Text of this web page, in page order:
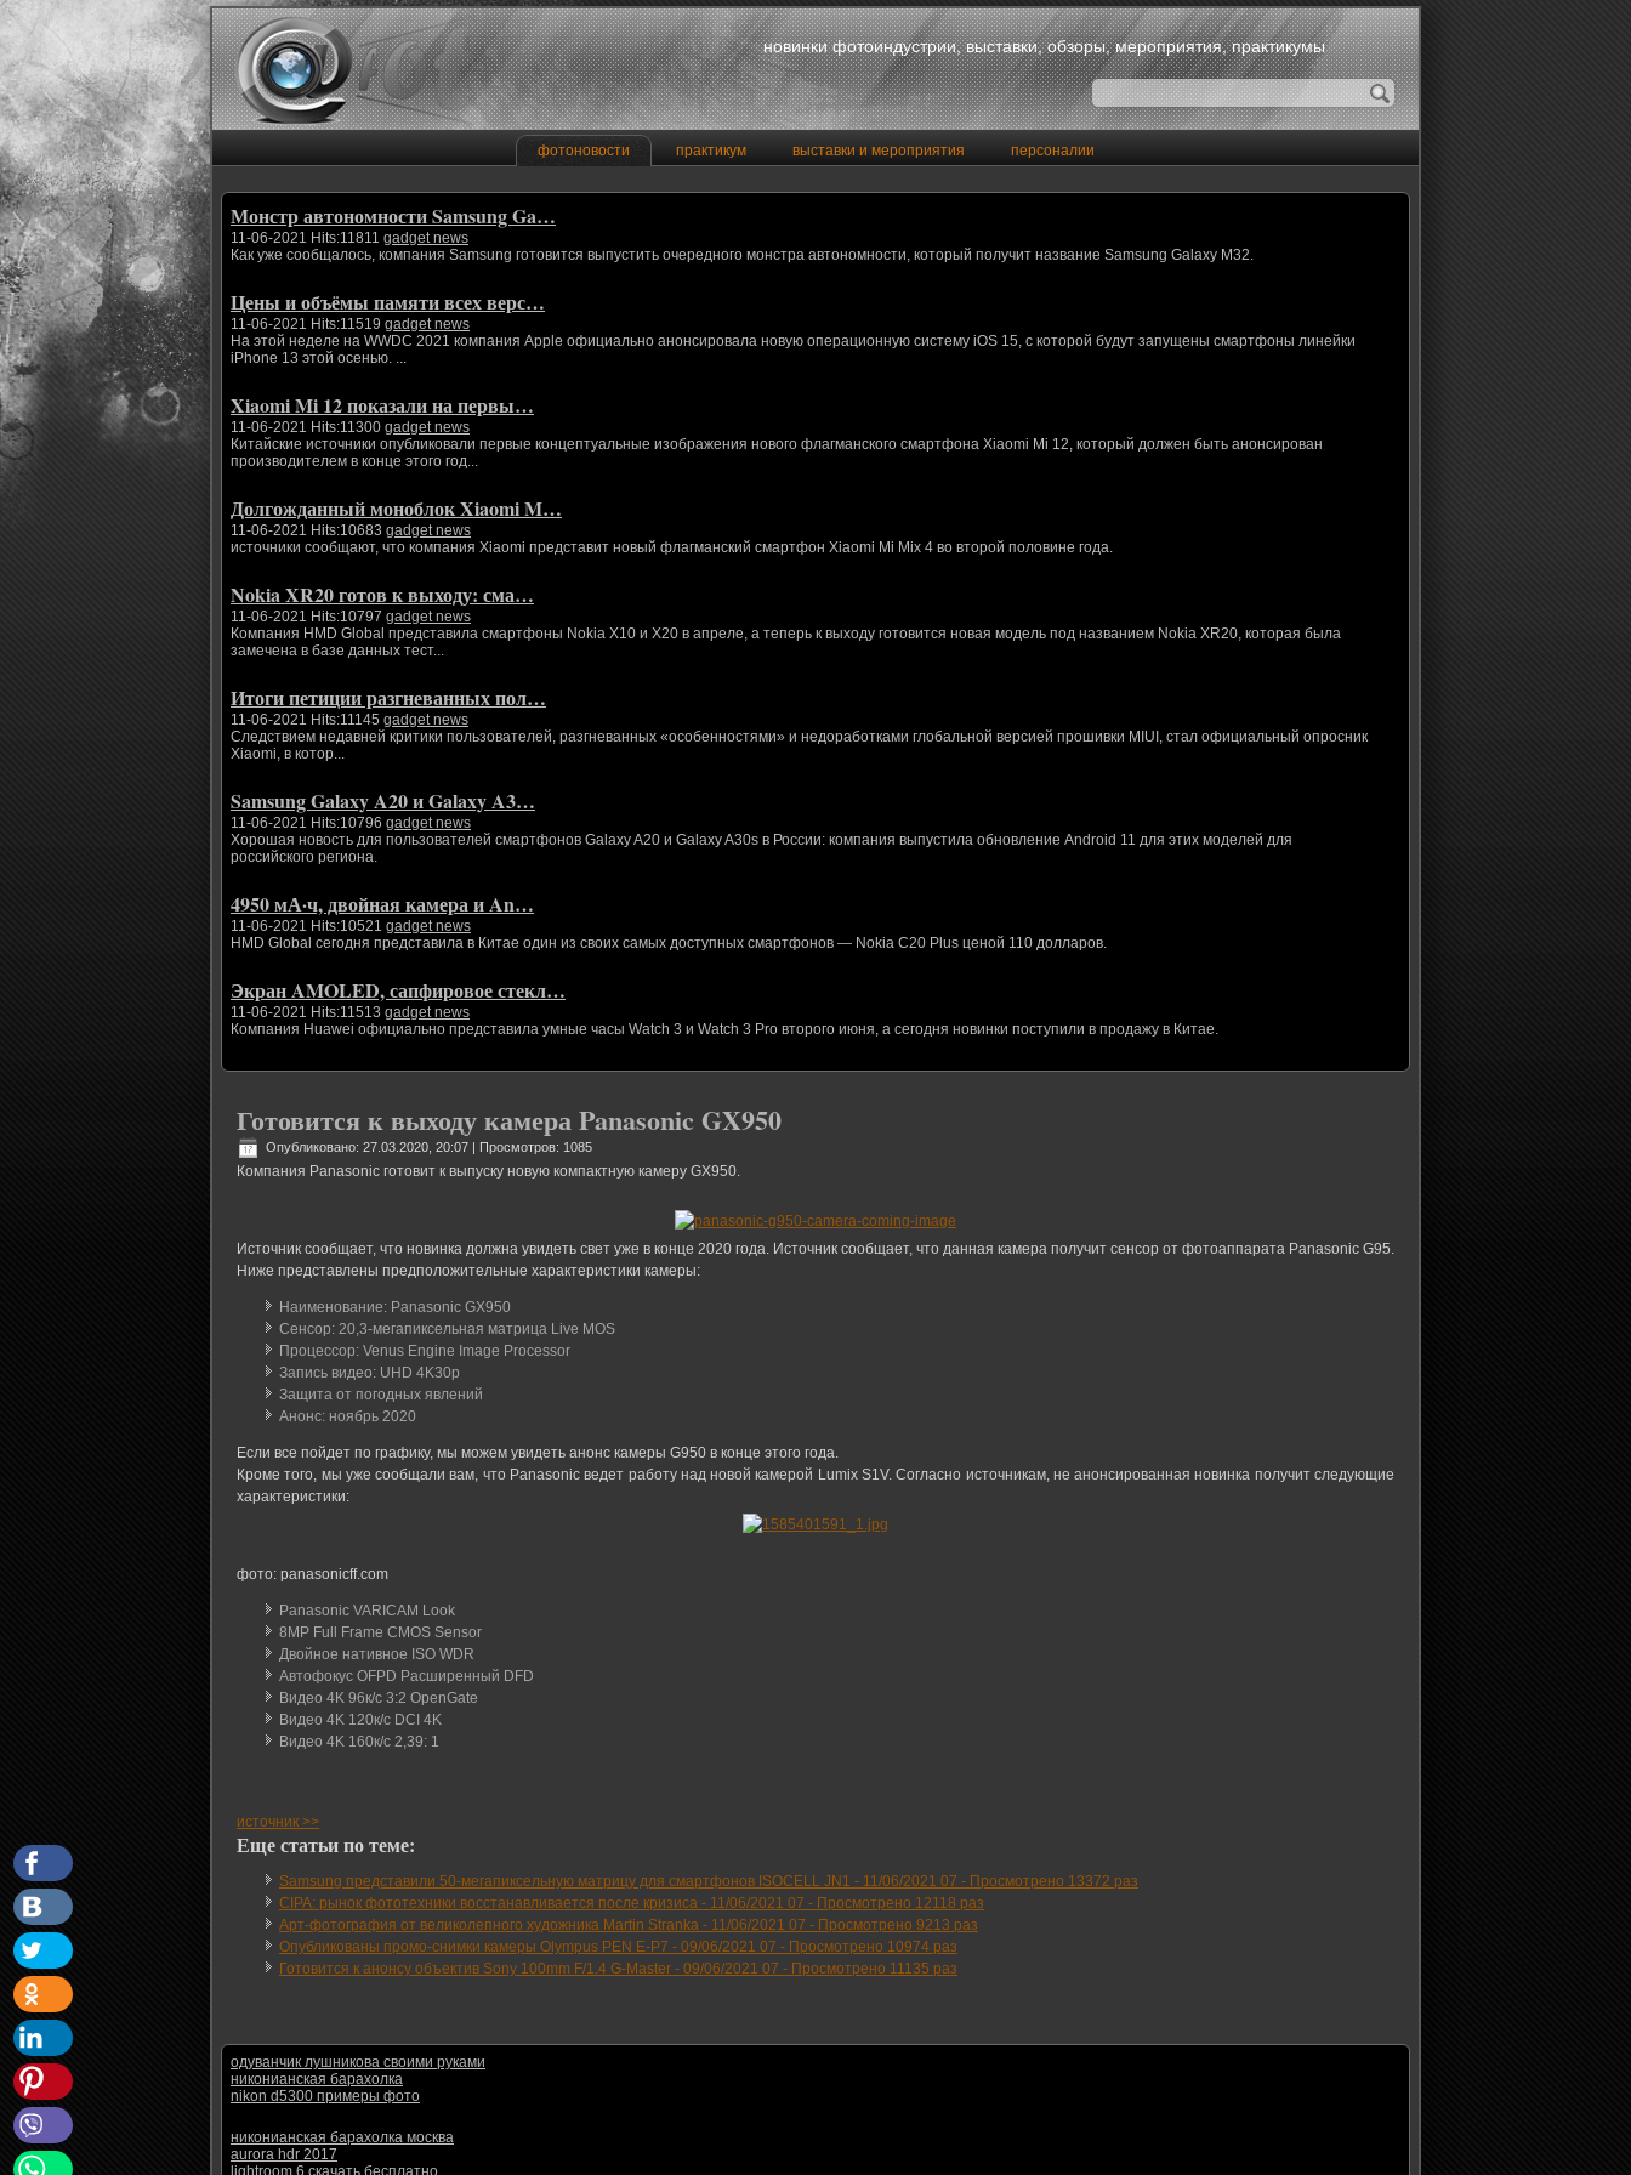
новинки фотоиндустрии, выставки, обзоры, мероприятия, практикумы
фотоновости практикум выставки и мероприятия персоналии
Монстр автономности Samsung Ga…
11-06-2021 Hits:11811 gadget news
Как уже сообщалось, компания Samsung готовится выпустить очередного монстра автономности, который получит название Samsung Galaxy M32.
Цены и объёмы памяти всех верс…
11-06-2021 Hits:11519 gadget news
На этой неделе на WWDC 2021 компания Apple официально анонсировала новую операционную систему iOS 15, с которой будут запущены смартфоны линейки
iPhone 13 этой осенью. ...
Xiaomi Mi 12 показали на первы…
11-06-2021 Hits:11300 gadget news
Китайские источники опубликовали первые концептуальные изображения нового флагманского смартфона Xiaomi Mi 12, который должен быть анонсирован
производителем в конце этого год...
Долгожданный моноблок Xiaomi M…
11-06-2021 Hits:10683 gadget news
источники сообщают, что компания Xiaomi представит новый флагманский смартфон Xiaomi Mi Mix 4 во второй половине года.
Nokia XR20 готов к выходу: сма…
11-06-2021 Hits:10797 gadget news
Компания HMD Global представила смартфоны Nokia X10 и X20 в апреле, а теперь к выходу готовится новая модель под названием Nokia XR20, которая была
замечена в базе данных тест...
Итоги петиции разгневанных пол…
11-06-2021 Hits:11145 gadget news
Следствием недавней критики пользователей, разгневанных «особенностями» и недоработками глобальной версией прошивки MIUI, стал официальный опросник
Xiaomi, в котор...
Samsung Galaxy A20 и Galaxy A3…
11-06-2021 Hits:10796 gadget news
Хорошая новость для пользователей смартфонов Galaxy A20 и Galaxy A30s в России: компания выпустила обновление Android 11 для этих моделей для
российского региона.
4950 мА·ч, двойная камера и An…
11-06-2021 Hits:10521 gadget news
HMD Global сегодня представила в Китае один из своих самых доступных смартфонов — Nokia C20 Plus ценой 110 долларов.
Экран AMOLED, сапфировое стекл…
11-06-2021 Hits:11513 gadget news
Компания Huawei официально представила умные часы Watch 3 и Watch 3 Pro второго июня, а сегодня новинки поступили в продажу в Китае.
Готовится к выходу камера Panasonic GX950
Опубликовано: 27.03.2020, 20:07 | Просмотров: 1085
Компания Panasonic готовит к выпуску новую компактную камеру GX950.
Источник сообщает, что новинка должна увидеть свет уже в конце 2020 года. Источник сообщает, что данная камера получит сенсор от фотоаппарата Panasonic G95.
Ниже представлены предположительные характеристики камеры:
Наименование: Panasonic GX950
Сенсор: 20,3-мегапиксельная матрица Live MOS
Процессор: Venus Engine Image Processor
Запись видео: UHD 4K30p
Защита от погодных явлений
Анонс: ноябрь 2020
Если все пойдет по графику, мы можем увидеть анонс камеры G950 в конце этого года.
Кроме того, мы уже сообщали вам, что Panasonic ведет работу над новой камерой Lumix S1V. Согласно источникам, не анонсированная новинка получит следующие
характеристики:
фото: panasonicff.com
Panasonic VARICAM Look
8MP Full Frame CMOS Sensor
Двойное нативное ISO WDR
Автофокус OFPD Расширенный DFD
Видео 4K 96к/с 3:2 OpenGate
Видео 4K 120к/с DCI 4K
Видео 4K 160к/с 2,39: 1
источник >>
Еще статьи по теме:
Samsung представили 50-мегапиксельную матрицу для смартфонов ISOCELL JN1 - 11/06/2021 07 - Просмотрено 13372 раз
CIPA: рынок фототехники восстанавливается после кризиса - 11/06/2021 07 - Просмотрено 12118 раз
Арт-фотография от великолепного художника Martin Stranka - 11/06/2021 07 - Просмотрено 9213 раз
Опубликованы промо-снимки камеры Olympus PEN E-P7 - 09/06/2021 07 - Просмотрено 10974 раз
Готовится к анонсу объектив Sony 100mm F/1.4 G-Master - 09/06/2021 07 - Просмотрено 11135 раз
одуванчик лушникова своими руками
никонианская барахолка
nikon d5300 примеры фото
никонианская барахолка москва
aurora hdr 2017
lightroom 6 скачать бесплатно